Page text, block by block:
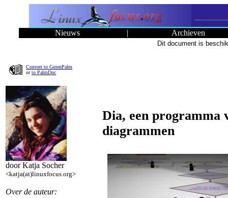
Nieuws | Archieven
Dit document is
Convert to GutenPalm
orto PalmDoc
door Katja Socher
<katja(at)linuxfocus.org>
Over de auteur:
Dia, een programma
diagrammen